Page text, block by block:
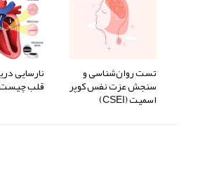
تست روان‌شناسی و
سنجش عزت نفس کوپر
اسمیت (CSEI)
نارسایی
قلب